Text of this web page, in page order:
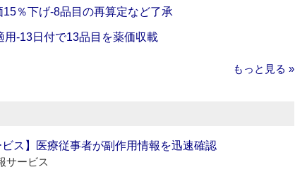
％下げ‐8品目の再算定など了承
用‐13日付で13品目を薬価収載
もっと見る »
ビス】医療従事者が副作用情報を迅速確認
サービス